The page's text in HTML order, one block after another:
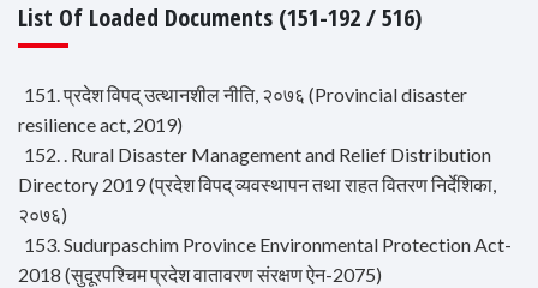
List Of Loaded Documents (151-192 / 516)
151. प्रदेश विपद् उत्थानशील नीति, २०७६ (Provincial disaster
resilience act, 2019)
152. . Rural Disaster Management and Relief Distribution
Directory 2019 (प्रदेश विपद् व्यवस्थापन तथा राहत वितरण निर्देशिका,
२०७६)
153. Sudurpaschim Province Environmental Protection Act-
2018 (सुदूरपश्चिम प्रदेश वातावरण संरक्षण ऐन-2075)